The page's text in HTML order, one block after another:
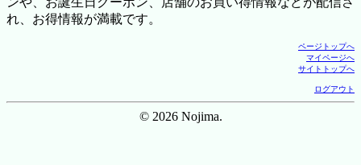
れ、お得情報が満載です。
ページトップへ
マイページへ
サイトトップへ
ログアウト
© 2026 Nojima.